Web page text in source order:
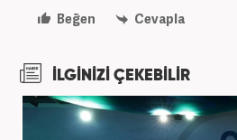
Beğen
Cevapla
İLGİNİZİ ÇEKEBİLİR